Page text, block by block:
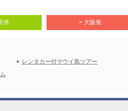
発 > 大阪発
レンタカー付マウイ島ツアー